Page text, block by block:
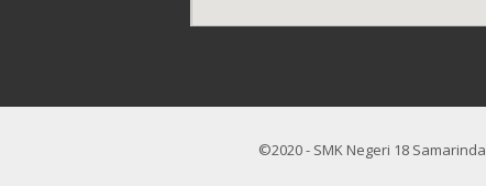
©2020 - SMK Negeri 18 Samarinda